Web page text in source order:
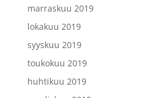
marraskuu 2019
lokakuu 2019
syyskuu 2019
toukokuu 2019
huhtikuu 2019